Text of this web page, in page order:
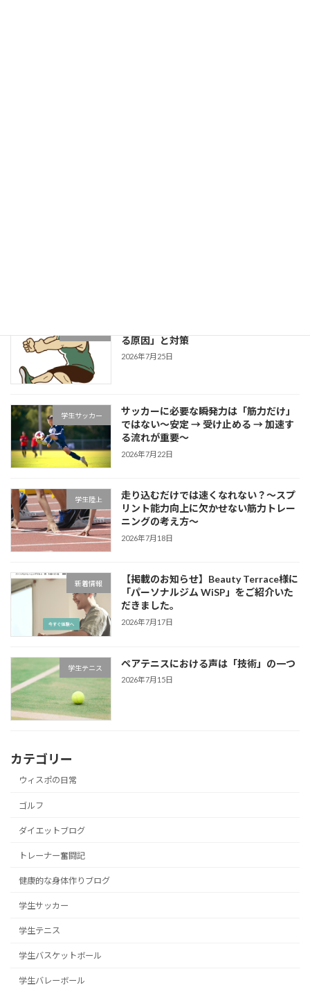
る原因」と対策
2026年7月25日
学生サッカー
サッカーに必要な瞬発力は「筋力だけ」
ではない～安定 → 受け止める → 加速す
る流れが重要～
2026年7月22日
学生陸上
走り込むだけでは速くなれない？～スプ
リント能力向上に欠かせない筋力トレー
ニングの考え方～
2026年7月18日
新着情報
【掲載のお知らせ】Beauty Terrace様に
「パーソナルジム WiSP」をご紹介いた
だきました。
2026年7月17日
学生テニス ペアテニスにおける声は「技術」の一つ
2026年7月15日
カテゴリー
ウィスポの日常
ゴルフ
ダイエットブログ
トレーナー奮闘記
健康的な身体作りブログ
学生サッカー
学生テニス
学生バスケットボール
学生バレーボール